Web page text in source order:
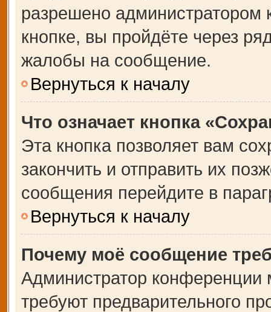
разрешено
кнопке, вы пройдёте через
жалобы на сообщение.
Вернуться к началу
Что означает кнопка
Эта кнопка позволяет вам
закончить и отправить их
сообщения перейдите в
Вернуться к началу
Почему моё сообщение
Администратор
требуют предварительного